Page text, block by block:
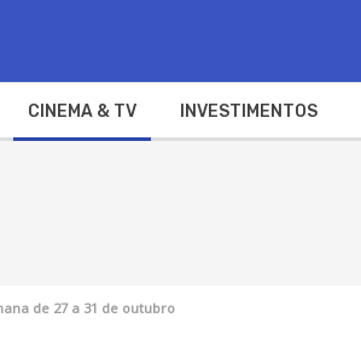
CINEMA & TV INVESTIMENTOS
de 27 a 31 de outubro